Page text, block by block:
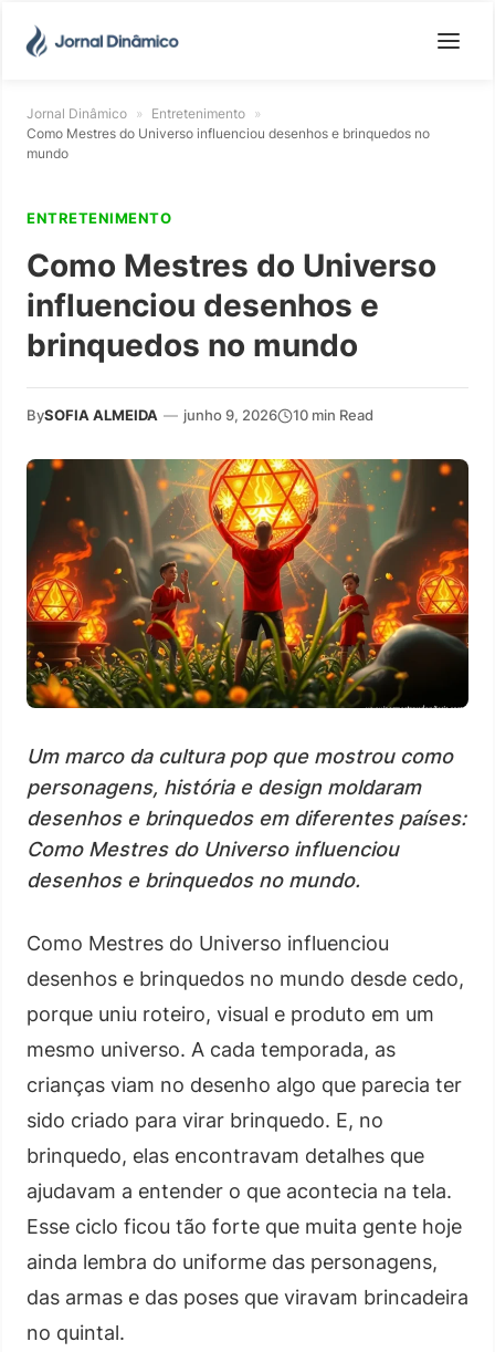
Jornal Dinâmico » Entretenimento »
Como Mestres do Universo influenciou desenhos e brinquedos no
mundo
ENTRETENIMENTO
Como Mestres do Universo
influenciou desenhos e
brinquedos no mundo
BySOFIA ALMEIDA — junho 9, 2026 10 min Read
Um marco da cultura pop que mostrou como
personagens, história e design moldaram
desenhos e brinquedos em diferentes países:
Como Mestres do Universo influenciou
desenhos e brinquedos no mundo.
Como Mestres do Universo influenciou
desenhos e brinquedos no mundo desde cedo,
porque uniu roteiro, visual e produto em um
mesmo universo. A cada temporada, as
crianças viam no desenho algo que parecia ter
sido criado para virar brinquedo. E, no
brinquedo, elas encontravam detalhes que
ajudavam a entender o que acontecia na tela.
Esse ciclo ficou tão forte que muita gente hoje
ainda lembra do uniforme das personagens,
das armas e das poses que viravam brincadeira
no quintal.